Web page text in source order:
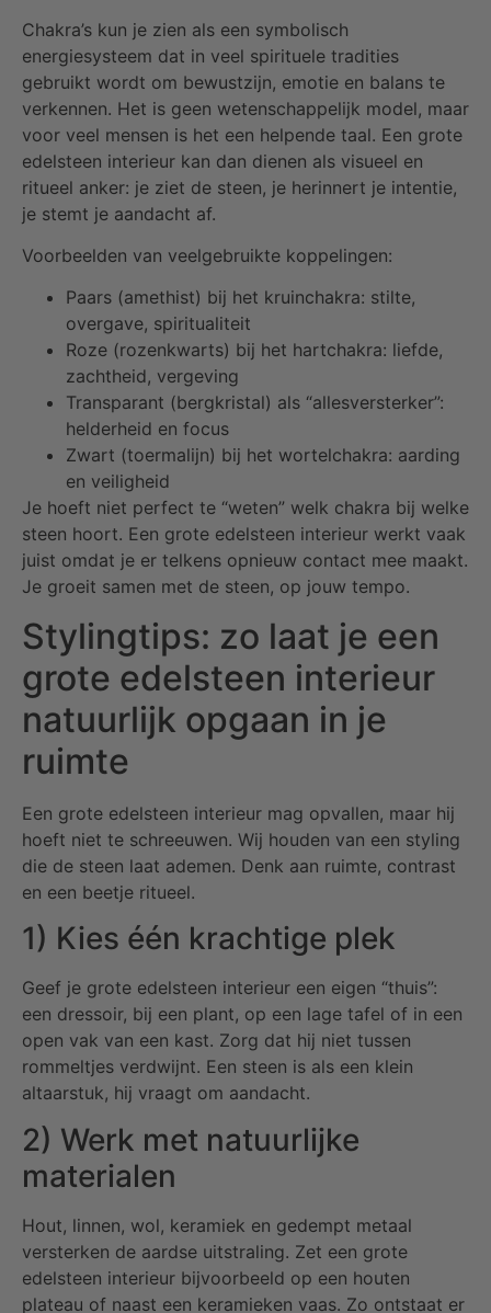
Chakra’s kun je zien als een symbolisch
energiesysteem dat in veel spirituele tradities
gebruikt wordt om bewustzijn, emotie en balans te
verkennen. Het is geen wetenschappelijk model, maar
voor veel mensen is het een helpende taal. Een grote
edelsteen interieur kan dan dienen als visueel en
ritueel anker: je ziet de steen, je herinnert je intentie,
je stemt je aandacht af.
Voorbeelden van veelgebruikte koppelingen:
Paars (amethist) bij het kruinchakra: stilte,
overgave, spiritualiteit
Roze (rozenkwarts) bij het hartchakra: liefde,
zachtheid, vergeving
Transparant (bergkristal) als “allesversterker”:
helderheid en focus
Zwart (toermalijn) bij het wortelchakra: aarding
en veiligheid
Je hoeft niet perfect te “weten” welk chakra bij welke
steen hoort. Een grote edelsteen interieur werkt vaak
juist omdat je er telkens opnieuw contact mee maakt.
Je groeit samen met de steen, op jouw tempo.
Stylingtips: zo laat je een
grote edelsteen interieur
natuurlijk opgaan in je
ruimte
Een grote edelsteen interieur mag opvallen, maar hij
hoeft niet te schreeuwen. Wij houden van een styling
die de steen laat ademen. Denk aan ruimte, contrast
en een beetje ritueel.
1) Kies één krachtige plek
Geef je grote edelsteen interieur een eigen “thuis”:
een dressoir, bij een plant, op een lage tafel of in een
open vak van een kast. Zorg dat hij niet tussen
rommeltjes verdwijnt. Een steen is als een klein
altaarstuk, hij vraagt om aandacht.
2) Werk met natuurlijke
materialen
Hout, linnen, wol, keramiek en gedempt metaal
versterken de aardse uitstraling. Zet een grote
edelsteen interieur bijvoorbeeld op een houten
plateau of naast een keramieken vaas. Zo ontstaat er